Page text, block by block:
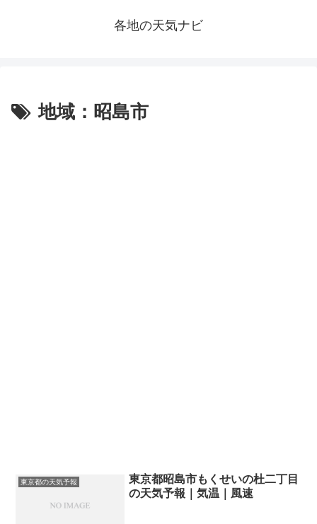
各地の天気ナビ
地域：昭島市
東京都の天気予報
東京都昭島市もくせいの杜二丁目
の天気予報｜気温｜風速